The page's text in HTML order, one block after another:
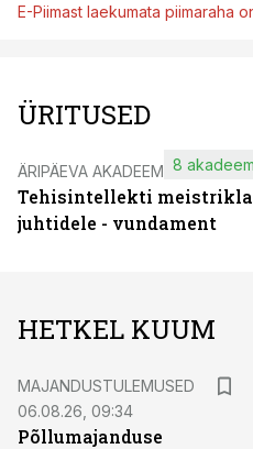
E-Piimast laekumata piimaraha
ÜRITUSED
ÄRIPÄEVA AKADEEMIA
Tehisintellekti
juhtidele - vundament
8
HETKEL KUUM
MAJANDUSTULEMUSED
06.08.26, 09:34
Põllumajanduse